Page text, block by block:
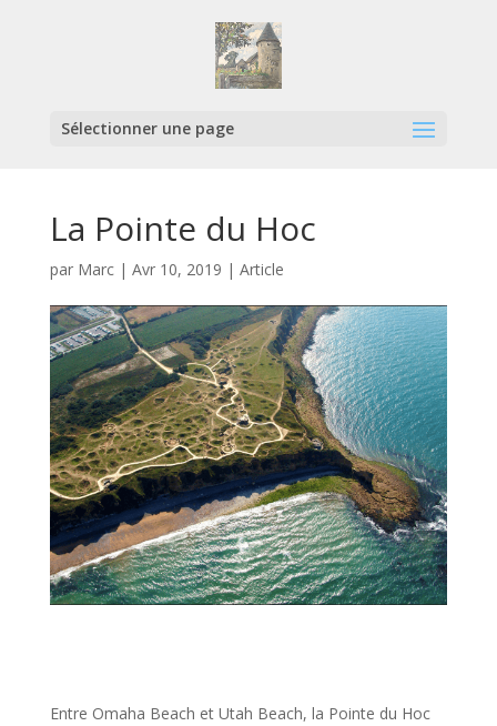
Sélectionner une page
La Pointe du Hoc
par Marc| Avr 10, 2019 | Article
Entre Omaha Beach et Utah Beach, la Pointe du Hoc